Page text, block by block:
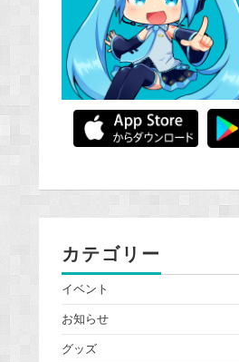
カテゴリー
イベント
お知らせ
グッズ